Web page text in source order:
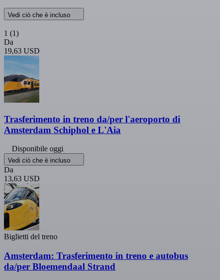
Vedi ciò che è incluso
1 (1)
Da
19,63 USD
Trasferimento in treno da/per l'aeroporto di
Amsterdam Schiphol e L'Aia
Disponibile oggi
Vedi ciò che è incluso
Da
13,63 USD
Biglietti del treno
Amsterdam: Trasferimento in treno e autobus
da/per Bloemendaal Strand